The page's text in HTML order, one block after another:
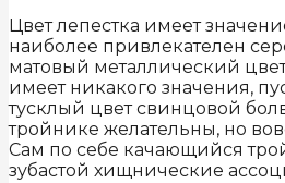
Цвет лепестка имеет
наиболее привлекателен
матовый металлический
имеет никакого значения,
тусклый цвет свинцовой
тройнике желательны, но
Сам по себе качающийся
зубастой хищнические